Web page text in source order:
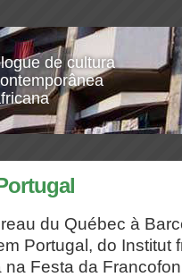
de cultura
du Québec à
Portugal, do Institut
Festa da